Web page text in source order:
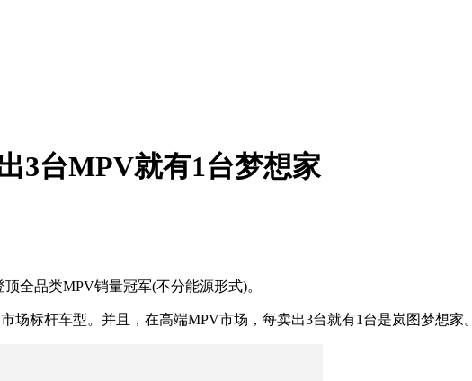
3台MPV就有1台梦想家
全品类MPV销量冠军(不分能源形式)。
标杆车型。并且，在高端MPV市场，每卖出3台就有1台是岚图梦想家。